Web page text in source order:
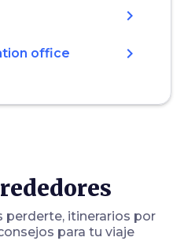
chevron_right
office chevron_right
perderte, itinerarios por
para tu viaje